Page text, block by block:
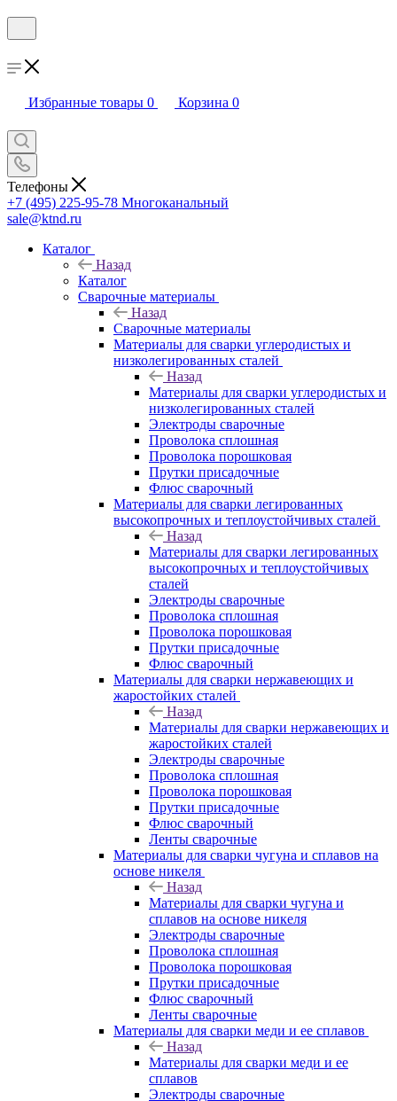
Избранные товары 0 Корзина 0
Телефоны
+7 (495) 225-95-78 Многоканальный
sale@ktnd.ru
Каталог
Назад
Каталог
Сварочные материалы
Назад
Сварочные материалы
Материалы для сварки углеродистых и
низколегированных сталей
Назад
Материалы для сварки углеродистых и
низколегированных сталей
Электроды сварочные
Проволока сплошная
Проволока порошковая
Прутки присадочные
Флюс сварочный
Материалы для сварки легированных
высокопрочных и теплоустойчивых сталей
Назад
Материалы для сварки легированных
высокопрочных и теплоустойчивых
сталей
Электроды сварочные
Проволока сплошная
Проволока порошковая
Прутки присадочные
Флюс сварочный
Материалы для сварки нержавеющих и
жаростойких сталей
Назад
Материалы для сварки нержавеющих и
жаростойких сталей
Электроды сварочные
Проволока сплошная
Проволока порошковая
Прутки присадочные
Флюс сварочный
Ленты сварочные
Материалы для сварки чугуна и сплавов на
основе никеля
Назад
Материалы для сварки чугуна и
сплавов на основе никеля
Электроды сварочные
Проволока сплошная
Проволока порошковая
Прутки присадочные
Флюс сварочный
Ленты сварочные
Материалы для сварки меди и ее сплавов
Назад
Материалы для сварки меди и ее
сплавов
Электроды сварочные